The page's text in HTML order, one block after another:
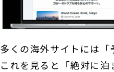
多くの海外サイトには「
これを見ると「絶対に泊